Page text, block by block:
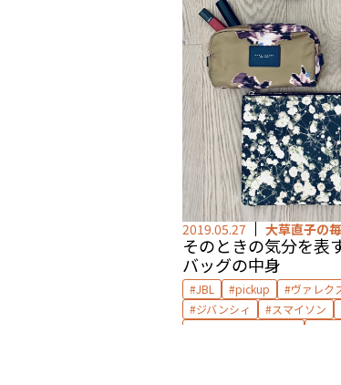
2019.05.27 大草直子の
そのときの気分を表
バッグの中身
JBL pickup
ヴァレク
ジバンシィ
スマイソン